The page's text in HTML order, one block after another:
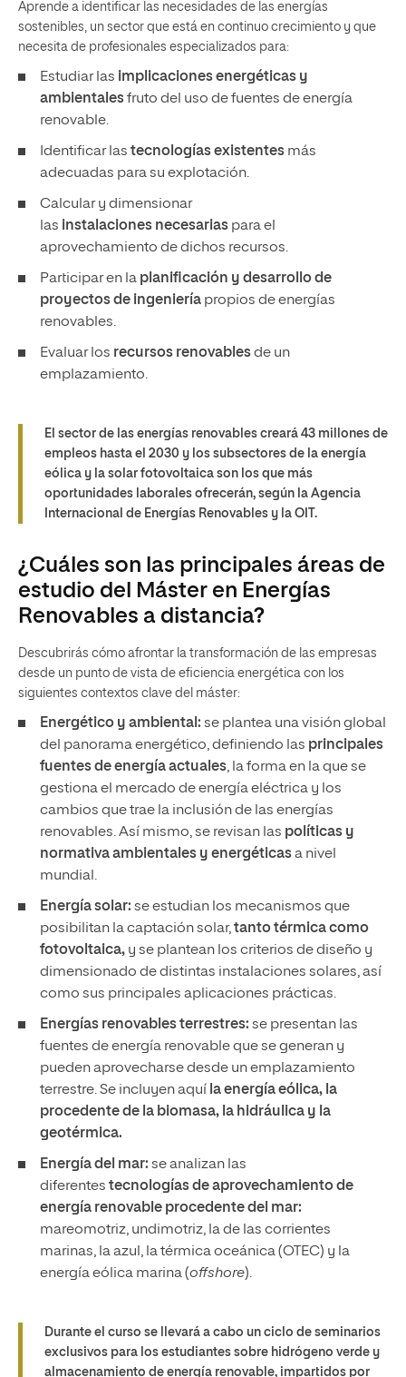
Aprende a identificar las necesidades de las energías
sostenibles, un sector que está en continuo crecimiento y que
necesita de profesionales especializados para:
Estudiar las implicaciones energéticas y
ambientalesfruto del uso de fuentes de energía
renovable.
Identificar las tecnologías existentes más
adecuadas para su explotación.
Calcular y dimensionar
las instalaciones necesarias para el
aprovechamiento de dichos recursos.
Participar en la planificación y desarrollo de
proyectos de ingeniería propios de energías
renovables.
Evaluar los recursos renovablesde un
emplazamiento.
El sector de las energías renovables creará 43 millones de
empleos hasta el 2030 y los subsectores de la energía
eólica y la solar fotovoltaica son los que más
oportunidades laborales ofrecerán, según la Agencia
Internacional de Energías Renovables y la OIT.
¿Cuáles son las principales áreas de
estudio del Máster en Energías
Renovables a distancia?
Descubrirás cómo afrontar la transformación de las empresas
desde un punto de vista de eficiencia energética con los
siguientes contextos clave del máster:
Energético y ambiental: se plantea una visión global
del panorama energético, definiendo las principales
fuentes de energía actuales, la forma en la que se
gestiona el mercado de energía eléctrica y los
cambios que trae la inclusión de las energías
renovables. Así mismo, se revisan las políticas y
normativa ambientales y energéticasa nivel
mundial.
Energía solar: se estudian los mecanismos que
posibilitan la captación solar,tanto térmica como
fotovoltaica, y se plantean los criterios de diseño y
dimensionado de distintas instalaciones solares, así
como sus principales aplicaciones prácticas.
Energías renovables terrestres: se presentan las
fuentes de energía renovable que se generan y
pueden aprovecharse desde un emplazamiento
terrestre. Se incluyen aquí la energía eólica, la
procedente de la biomasa, la hidráulica y la
geotérmica.
Energía del mar: se analizan las
diferentes tecnologías de aprovechamiento de
energía renovable procedente del mar:
mareomotriz, undimotriz, la de las corrientes
marinas, la azul, la térmica oceánica (OTEC) y la
energía eólica marina (offshore).
Durante el curso se llevará a cabo un ciclo de seminarios
exclusivos para los estudiantes sobre hidrógeno verde y
almacenamiento de energía renovable, impartidos por